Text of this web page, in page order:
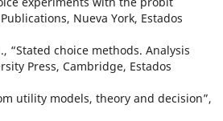
Nueva York, Estados
“Stated choice methods. Analysis
Press, Cambridge, Estados
utility models, theory and decision”,